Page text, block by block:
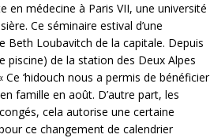
en médecine à Paris VII, une université
Ce séminaire estival d’une
Beth Loubavitch de la capitale. Depuis
piscine) de la station des Deux Alpes
‘hidouch nous a permis de bénéficier
famille en août. D’autre part, les
cela autorise une certaine
ce changement de calendrier